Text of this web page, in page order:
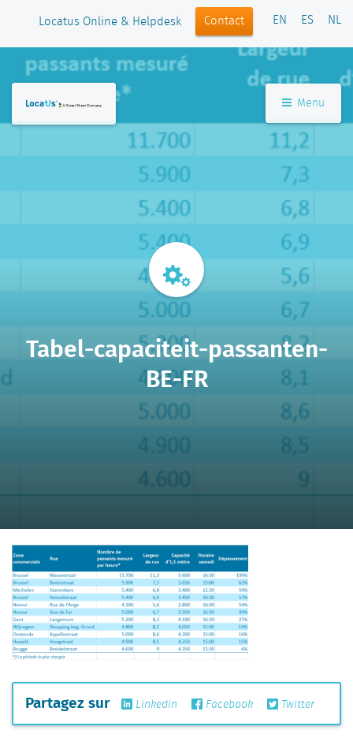
Locatus Online & Helpdesk Contact EN ES NL
Menu
Tabel-capaciteit-passanten-
BE-FR
Partagez sur Linkedin Facebook Twitter